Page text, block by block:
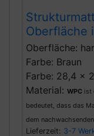
Oberfläche
Oberfläche:
Farbe: Braun
Farbe: 28,4 x
Material: WPC ist
bedeutet, dass das
dem
Lieferzeit: 3-7